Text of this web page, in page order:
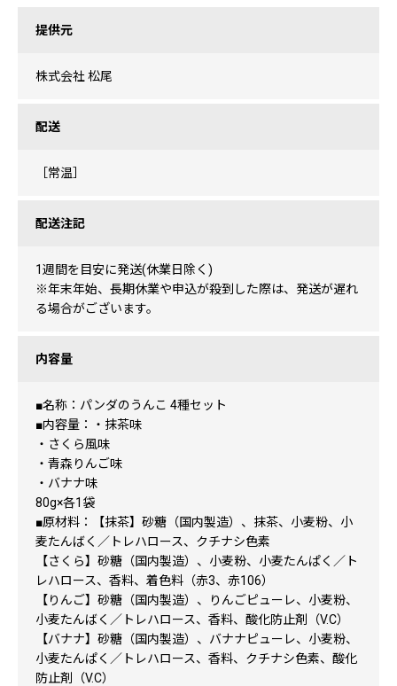
提供元
株式会社 松尾
配送
［常温］
配送注記
1週間を目安に発送(休業日除く)
※年末年始、長期休業や申込が殺到した際は、発送が遅れ
る場合がございます。
内容量
■名称：パンダのうんこ 4種セット
■内容量：・抹茶味
・さくら風味
・青森りんご味
・バナナ味
80g×各1袋
■原材料：【抹茶】砂糖（国内製造）、抹茶、小麦粉、小
麦たんばく／トレハロース、クチナシ色素
【さくら】砂糖（国内製造）、小麦粉、小麦たんぱく／ト
レハロース、香料、着色料（赤3、赤106）
【りんご】砂糖（国内製造）、りんごピューレ、小麦粉、
小麦たんばく／トレハロース、香料、酸化防止剤（V.C）
【バナナ】砂糖（国内製造）、バナナピューレ、小麦粉、
小麦たんぱく／トレハロース、香料、クチナシ色素、酸化
防止剤（V.C）